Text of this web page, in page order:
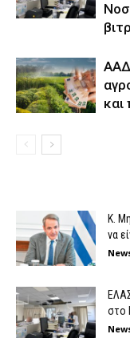
και
K.
να
στο